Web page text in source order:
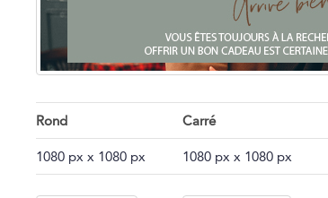
Rond Carré
1080 px x 1080 px 1080 px x 1080 px